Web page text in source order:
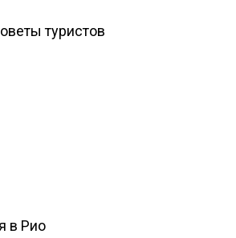
туристов
в Рио